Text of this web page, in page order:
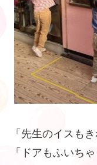
「先生のイスも
「ドアもふいちゃ